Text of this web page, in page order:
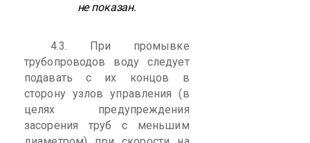
не показан.
4.3. При промывке
трубопроводов воду следует
подавать с их концов в
сторону узлов управления (в
целях предупреждения
засорения труб с меньшим